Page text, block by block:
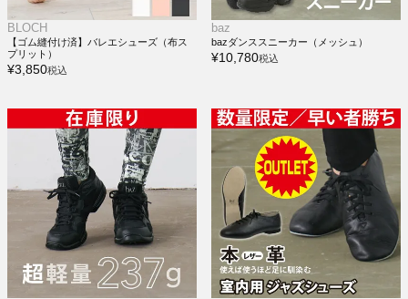
BLOCH
【ゴム縫付け済】バレエシューズ（布ス
プリット）
¥3,850税込
baz
bazダンススニーカー（メッシュ）
¥10,780税込